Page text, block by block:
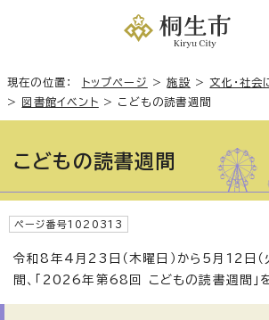
現在の位置： トップページ >施設 >文化・社会
> 図書館イベント > こどもの読書週間
こどもの読書週間
ページ番号1020313
令和8年4月23日（木曜日）から5月12日（
間、「2026年第68回 こどもの読書週間」を